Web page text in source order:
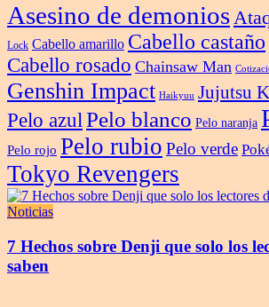
Asesino de demonios
Lock Cabello amarillo Cabello castaño
Cabello rosado Chainsaw Man
Genshin Impact Haikyuu Jujutsu
Pelo azulPelo blanco Pelo naranja
Pelo rojo Pelo rubio Pelo verde
Tokyo Revengers
Noticias
7 Hechos sobre Denji que solo los
saben